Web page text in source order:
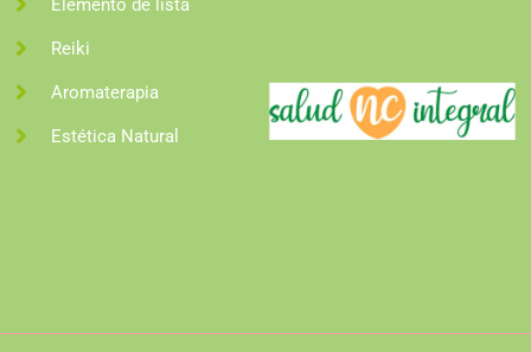
Elemento de lista
Reiki
Aromaterapia
Estética Natural